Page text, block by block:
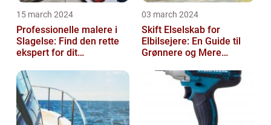
15 march 2024
Professionelle malere i
Slagelse: Find den rette
ekspert for dit
03 march 2024
Skift Elselskab for
Elbilsejere: En Guide til
Grønnere og Mere